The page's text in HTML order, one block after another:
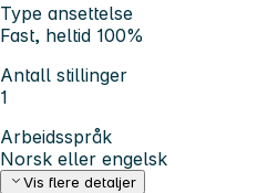
Type ansettelse
Fast, heltid 100%
Antall stillinger
1
Arbeidsspråk
Norsk eller engelsk
Vis flere detaljer